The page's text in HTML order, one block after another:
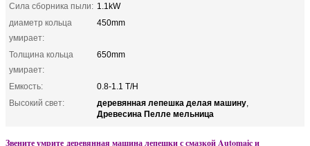
Сила сборника пыли: 1.1kW
диаметр кольца
умирает:
450mm
Толщина кольца
умирает:
650mm
Емкость:
0.8-1.1 T/H
Высокий свет:
деревянная лепешка делая машину,
Древесина Пелле мельница
Звените умрите деревянная машина лепешки с смазкой Automaic и